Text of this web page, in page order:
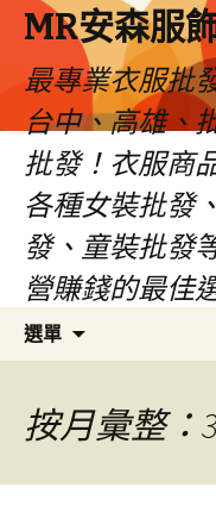
MR安森服
最專業衣服批
台中、高雄、
批發！衣服商
各種女裝批發
發、童裝批發
營賺錢的最佳
選單
容
區
按月彙整：